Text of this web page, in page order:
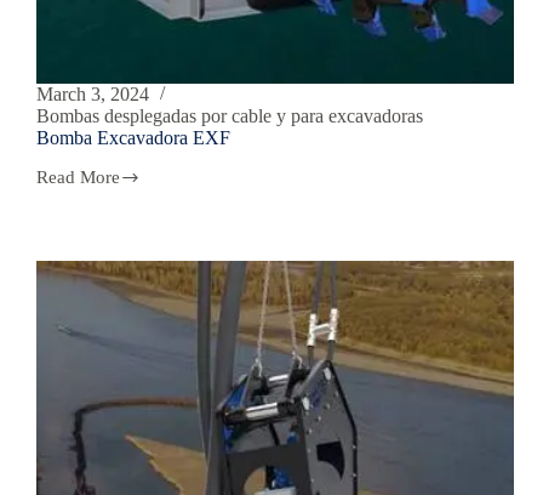
March 3, 2024
Bombas desplegadas por cable y para excavadoras
Bomba Excavadora EXF
Read More
Bomba